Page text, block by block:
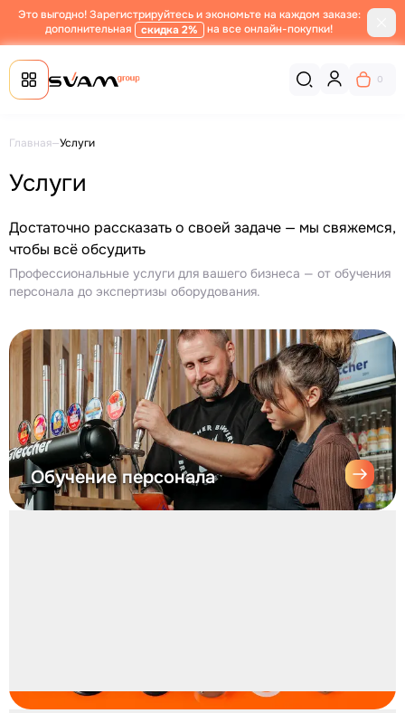
Это выгодно! Зарегистрируйтесь и экономьте на каждом заказе:
дополнительная
скидка 2% на все онлайн-покупки!
0
Главная—Услуги
Услуги
Достаточно рассказать о своей задаче — мы свяжемся,
чтобы всё обсудить
Профессиональные услуги для вашего бизнеса — от обучения
персонала до экспертизы оборудования.
Обучение персонала